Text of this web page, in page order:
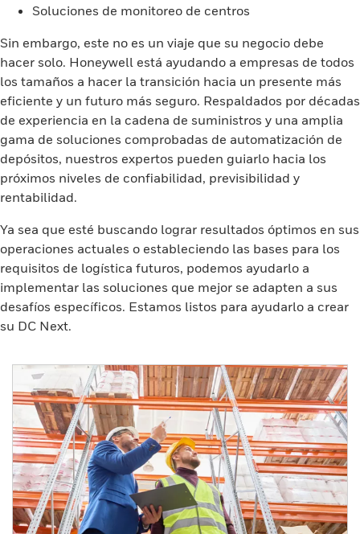
Soluciones de monitoreo de centros
Sin embargo, este no es un viaje que su negocio debe
hacer solo. Honeywell está ayudando a empresas de todos
los tamaños a hacer la transición hacia un presente más
eficiente y un futuro más seguro. Respaldados por décadas
de experiencia en la cadena de suministros y una amplia
gama de soluciones comprobadas de automatización de
depósitos, nuestros expertos pueden guiarlo hacia los
próximos niveles de confiabilidad, previsibilidad y
rentabilidad.
Ya sea que esté buscando lograr resultados óptimos en sus
operaciones actuales o estableciendo las bases para los
requisitos de logística futuros, podemos ayudarlo a
implementar las soluciones que mejor se adapten a sus
desafíos específicos. Estamos listos para ayudarlo a crear
su DC Next.